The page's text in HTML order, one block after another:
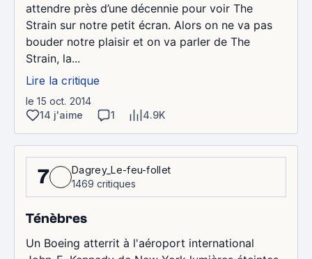
attendre près d’une décennie pour voir The
Strain sur notre petit écran. Alors on ne va pas
bouder notre plaisir et on va parler de The
Strain, la...
Lire la critique
le 15 oct. 2014
14 j'aime
1 4.9K
7
Dagrey_Le-feu-follet
1469 critiques
Ténèbres
Un Boeing atterrit à l'aéroport international